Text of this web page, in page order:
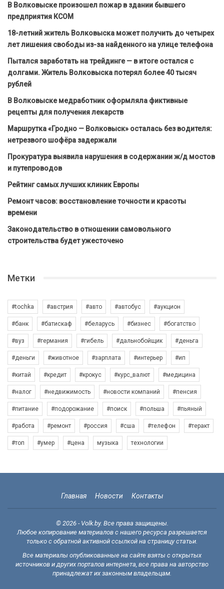
В Волковыске произошел пожар в здании бывшего
предприятия КСОМ
18-летний житель Волковыска может получить до четырех
лет лишения свободы из-за найденного на улице телефона
Пытался заработать на трейдинге — в итоге остался с
долгами. Житель Волковыска потерял более 40 тысяч
рублей
В Волковыске медработник оформляла фиктивные
рецепты для получения лекарств
Маршрутка «Гродно — Волковыск» осталась без водителя:
нетрезвого шофёра задержали
Прокуратура выявила нарушения в содержании ж/д мостов
и путепроводов
Рейтинг самых лучших клиник Европы
Ремонт часов: восстановление точности и красоты
времени
Законодательство в отношении самовольного
строительства будет ужесточено
Метки
#tochka #австрия #авто #автобус #аукцион
#банк #батискаф #беларусь #бизнес #богатство
#вуз #германия #гибель #дальнобойщик #деньга
#деньги #животное #зарплата #интерьер #ип
#китай #кредит #крокус #курс_валют #медицина
#налог #недвижимость #новости компаний #пенсия
#питание #подорожание #поиск #польша #пьяный
#работа #ремонт #россия #сша #телефон #теракт
#топ #умер #цена музыка технологии
Главная Новости Контакты
© 2026 - Volk.by. Все права защищены.
Любое копирование материалов с нашего ресурса разрешается
только с обратной активной ссылкой на страницу статьи.
Все материалы опубликованные на сайте взяты с открытых
источников и других порталов интернета, все права на авторство
принадлежат их законным владельцам.